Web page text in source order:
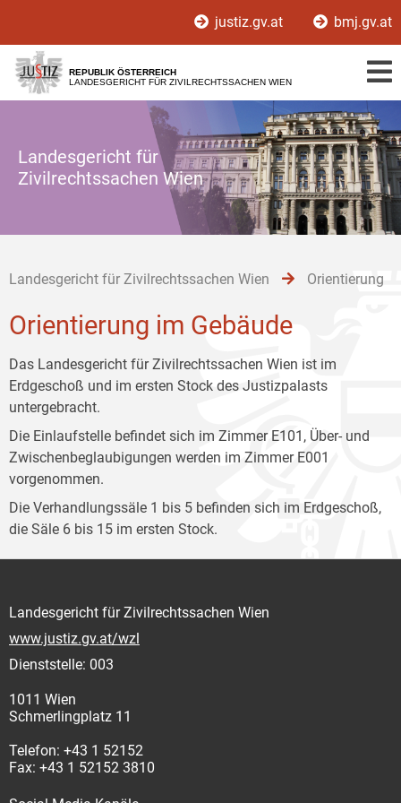
[1]
[2]
[3]
justiz.gv.at bmj.gv.at
REPUBLIK ÖSTERREICH
LANDESGERICHT FÜR ZIVILRECHTSSACHEN WIEN
Landesgericht für
Zivilrechtssachen Wien
Landesgericht für Zivilrechtssachen Wien Orientierung
Orientierung im Gebäude
Das Landesgericht für Zivilrechtssachen Wien ist im
Erdgeschoß und im ersten Stock des Justizpalasts
untergebracht.
Die Einlaufstelle befindet sich im Zimmer E101, Über- und
Zwischenbeglaubigungen werden im Zimmer E001
vorgenommen.
Die Verhandlungssäle 1 bis 5 befinden sich im Erdgeschoß,
die Säle 6 bis 15 im ersten Stock.
Landesgericht für Zivilrechtssachen Wien
www.justiz.gv.at/wzl
Dienststelle: 003
1011 Wien
Schmerlingplatz 11
Telefon: +43 1 52152
Fax: +43 1 52152 3810